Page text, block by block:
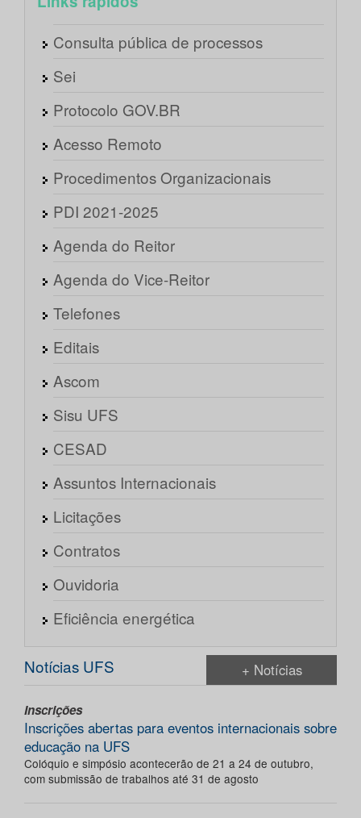
Consulta pública de processos
Sei
Protocolo GOV.BR
Acesso Remoto
Procedimentos Organizacionais
PDI 2021-2025
Agenda do Reitor
Agenda do Vice-Reitor
Telefones
Editais
Ascom
Sisu UFS
CESAD
Assuntos Internacionais
Licitações
Contratos
Ouvidoria
Eficiência energética
Notícias UFS + Notícias
Inscrições
Inscrições abertas para eventos internacionais sobre
educação na UFS
Colóquio e simpósio acontecerão de 21 a 24 de outubro,
com submissão de trabalhos até 31 de agosto